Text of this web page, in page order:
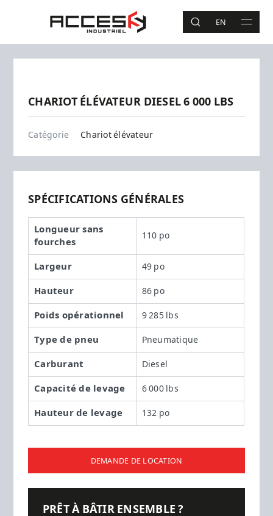
Accès Industriel
RECHERCHE
EN MAIN
Recherche
CHARIOT ÉLÉVATEUR DIESEL 6 000 LBS
8FDU30
Catégorie
Chariot élévateur
SPÉCIFICATIONS GÉNÉRALES
Longueur sans
fourches
110 po
Largeur 49 po
Hauteur 86 po
Poids opérationnel 9 285 lbs
Type de pneu Pneumatique
Carburant Diesel
Capacité de levage 6 000 lbs
Hauteur de levage 132 po
DEMANDE DE LOCATION
PRÊT À BÂTIR ENSEMBLE ?